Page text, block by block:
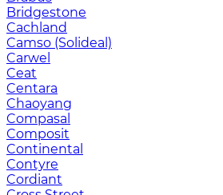
Bridgestone
Cachland
Camso (Solideal)
Carwel
Ceat
Centara
Chaoyang
Compasal
Composit
Continental
Contyre
Cordiant